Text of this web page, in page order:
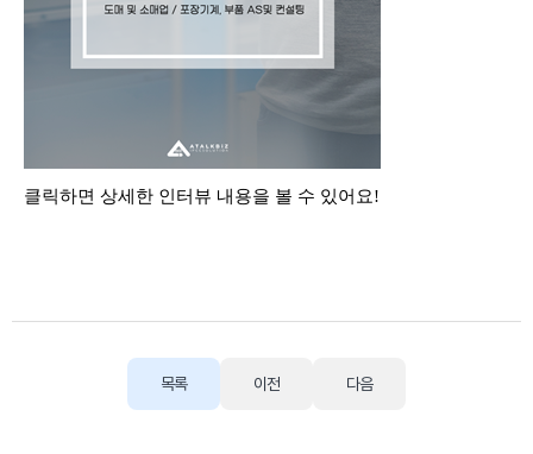
클릭하면 상세한 인터뷰 내용을 볼 수 있어요!
목록 이전 다음